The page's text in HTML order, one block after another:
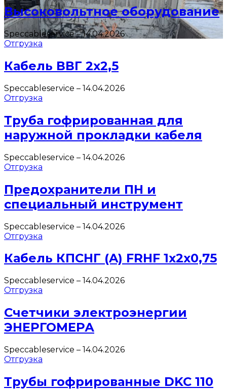
Высоковольтное оборудование
Speccableservice–14.04.2026
Отгрузка
Кабель ВВГ 2х2,5
Speccableservice – 14.04.2026
Отгрузка
Труба гофрированная для
наружной прокладки кабеля
Speccableservice – 14.04.2026
Отгрузка
Предохранители ПН и
специальный инструмент
Speccableservice – 14.04.2026
Отгрузка
Кабель КПСНГ (A) FRHF 1х2х0,75
Speccableservice – 14.04.2026
Отгрузка
Счетчики электроэнергии
ЭНЕРГОМЕРА
Speccableservice – 14.04.2026
Отгрузка
Трубы гофрированные DKC 110